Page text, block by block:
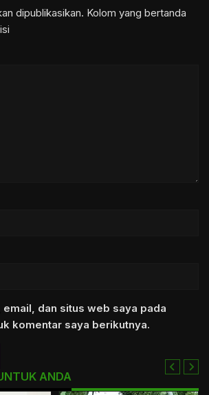
dipublikasikan. Kolom yang bertanda
email, dan situs web saya pada
komentar saya berikutnya.
ANDA